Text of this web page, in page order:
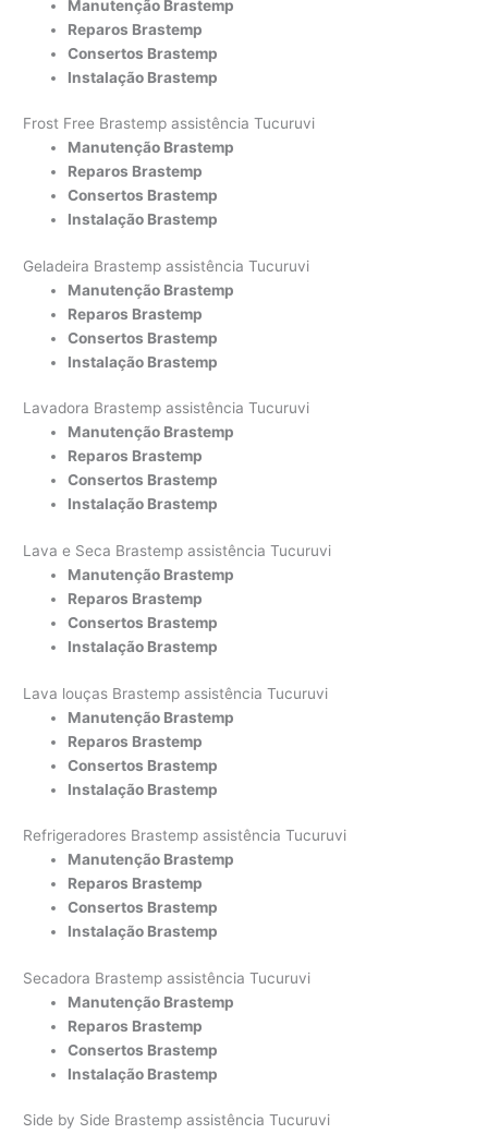
Manutenção Brastemp
Reparos Brastemp
Consertos Brastemp
Instalação Brastemp
Frost Free Brastemp assistência Tucuruvi
Manutenção Brastemp
Reparos Brastemp
Consertos Brastemp
Instalação Brastemp
Geladeira Brastemp assistência Tucuruvi
Manutenção Brastemp
Reparos Brastemp
Consertos Brastemp
Instalação Brastemp
Lavadora Brastemp assistência Tucuruvi
Manutenção Brastemp
Reparos Brastemp
Consertos Brastemp
Instalação Brastemp
Lava e Seca Brastemp assistência Tucuruvi
Manutenção Brastemp
Reparos Brastemp
Consertos Brastemp
Instalação Brastemp
Lava louças Brastemp assistência Tucuruvi
Manutenção Brastemp
Reparos Brastemp
Consertos Brastemp
Instalação Brastemp
Refrigeradores Brastemp assistência Tucuruvi
Manutenção Brastemp
Reparos Brastemp
Consertos Brastemp
Instalação Brastemp
Secadora Brastemp assistência Tucuruvi
Manutenção Brastemp
Reparos Brastemp
Consertos Brastemp
Instalação Brastemp
Side by Side Brastemp assistência Tucuruvi